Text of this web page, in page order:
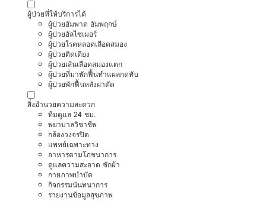
ผู้ป่วยที่ให้บริการได้
ผู้ป่วยอัมพาต อัมพฤกษ์
ผู้ป่วยอัลไซเมอร์
ผู้ป่วยโรคหลอดเลือดสมอง
ผู้ป่วยติดเตียง
ผู้ป่วยเส้นเลือดสมองแตก
ผู้ป่วยที่มาพักฟื้นทำแผลกดทับ
ผู้ป่วยพักฟื้นหลังผ่าตัด
สิ่งอำนวยความสะดวก
ทีมดูแล 24 ชม.
พยาบาลวิชาชีพ
กล้องวงจรปิด
แพทย์เฉพาะทาง
อาหารตามโภชนาการ
ดูแลความสะอาด ซักผ้า
กายภาพบำบัด
กิจกรรมนันทนาการ
รายงานข้อมูลสุขภาพ